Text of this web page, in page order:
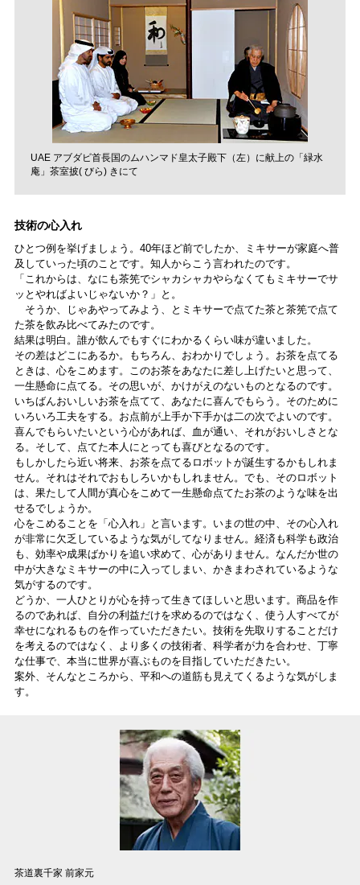
UAE アブダビ首長国のムハンマド皇太子殿下（左）に献上の「緑水
庵」茶室披( びら) きにて
技術の心入れ
ひとつ例を挙げましょう。40年ほど前でしたか、ミキサーが家庭へ普
及していった頃のことです。知人からこう言われたのです。
「これからは、なにも茶筅でシャカシャカやらなくてもミキサーでサ
ッとやればよいじゃないか？」と。
そうか、じゃあやってみよう、とミキサーで点てた茶と茶筅で点て
た茶を飲み比べてみたのです。
結果は明白。誰が飲んでもすぐにわかるくらい味が違いました。
その差はどこにあるか。もちろん、おわかりでしょう。お茶を点てる
ときは、心をこめます。このお茶をあなたに差し上げたいと思って、
一生懸命に点てる。その思いが、かけがえのないものとなるのです。
いちばんおいしいお茶を点てて、あなたに喜んでもらう。そのために
いろいろ工夫をする。お点前が上手か下手かは二の次でよいのです。
喜んでもらいたいという心があれば、血が通い、それがおいしさとな
る。そして、点てた本人にとっても喜びとなるのです。
もしかしたら近い将来、お茶を点てるロボットが誕生するかもしれま
せん。それはそれでおもしろいかもしれません。でも、そのロボット
は、果たして人間が真心をこめて一生懸命点てたお茶のような味を出
せるでしょうか。
心をこめることを「心入れ」と言います。いまの世の中、その心入れ
が非常に欠乏しているような気がしてなりません。経済も科学も政治
も、効率や成果ばかりを追い求めて、心がありません。なんだか世の
中が大きなミキサーの中に入ってしまい、かきまわされているような
気がするのです。
どうか、一人ひとりが心を持って生きてほしいと思います。商品を作
るのであれば、自分の利益だけを求めるのではなく、使う人すべてが
幸せになれるものを作っていただきたい。技術を先取りすることだけ
を考えるのではなく、より多くの技術者、科学者が力を合わせ、丁寧
な仕事で、本当に世界が喜ぶものを目指していただきたい。
案外、そんなところから、平和への道筋も見えてくるような気がしま
す。
茶道裏千家 前家元